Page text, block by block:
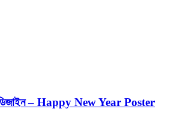
ডিজাইন – Happy New Year Poster